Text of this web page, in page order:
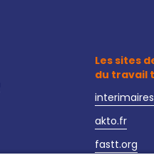
Les sites
du travail
akto.fr
fastt.org